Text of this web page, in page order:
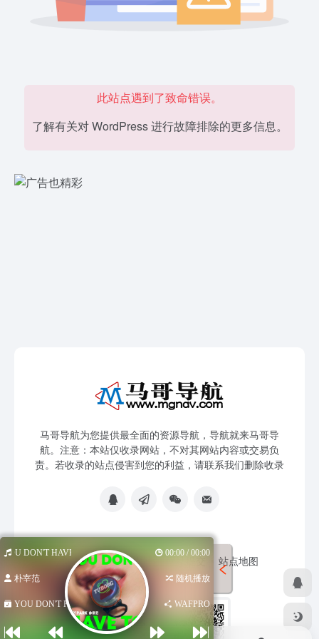
此站点遇到了致命错误。
了解有关对 WordPress 进行故障排除的更多信息。
马哥导航为您提供最全面的资源导航，导航就来马哥导
航。注意：本站仅收录网站，不对其网站内容或交易负
责。若收录的站点侵害到您的利益，请联系我们删除收录
免责声明 友链申请 站点地图
YOU DON'T HAVE TO 00:00 / 00:00
朴宰范 随机播放
YOU DON'T HA... WAFPRO